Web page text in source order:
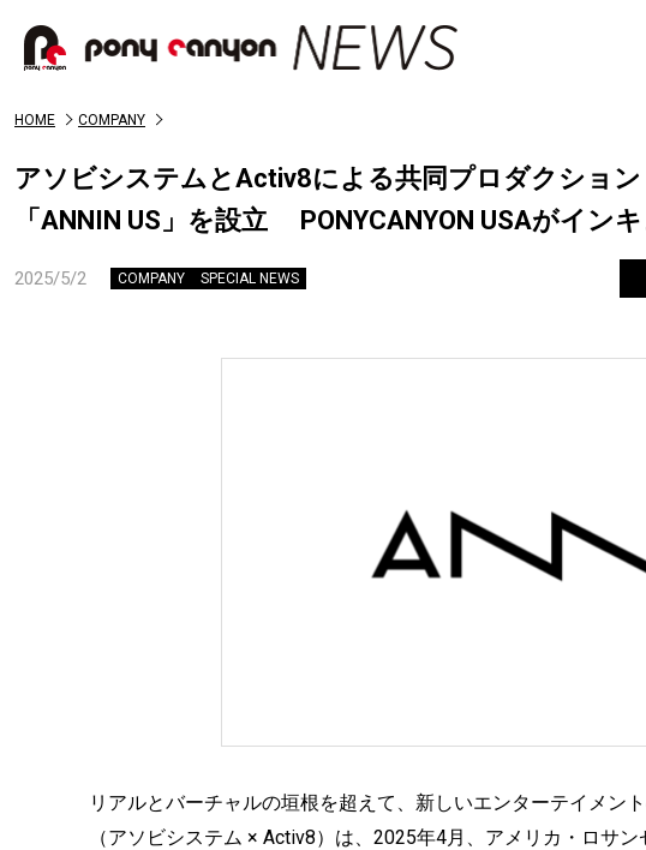
HOME COMPANY
アソビシステムとActiv8による共同プロダクショ
「ANNIN US」を設立 PONYCANYON USAがイン
2025/5/2 COMPANY SPECIAL NEWS
リアルとバーチャルの垣根を超えて、新しいエンターテイメン
（アソビシステム × Activ8）は、2025年4月、アメリカ・ロサ